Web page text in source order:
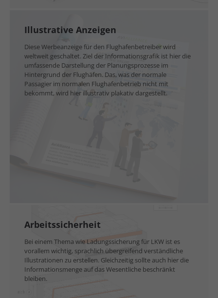
Illustrative Anzeigen
Diese Werbeanzeige für den Flughafenbetreiber wird
weltweit geschaltet. Ziel der Informationsgrafik ist hier die
umfassende Darstellung der Planungsprozesse im
Hintergrund der Flughäfen. Das, was der normale
Passagier im normalen Flughafenbetrieb nicht mit
bekommt, wird hier illustrativ plakativ dargestellt.
Arbeitssicherheit
Bei einem Thema wie Ladungssicherung für LKW ist es
vorallem wichtig, sprachlich übergreifend verständliche
Illustrationen zu erstellen. Gleichzeitig sollte auch hier die
Informationsmenge auf das Wesentliche beschränkt
bleiben.